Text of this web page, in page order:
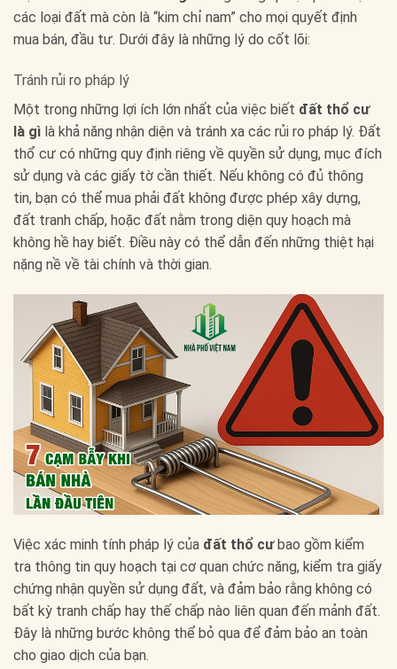
các loại đất mà còn là “kim chỉ nam” cho mọi quyết định
mua bán, đầu tư. Dưới đây là những lý do cốt lõi:
Tránh rủi ro pháp lý
Một trong những lợi ích lớn nhất của việc biết đất thổ cư
là gì là khả năng nhận diện và tránh xa các rủi ro pháp lý. Đất
thổ cư có những quy định riêng về quyền sử dụng, mục đích
sử dụng và các giấy tờ cần thiết. Nếu không có đủ thông
tin, bạn có thể mua phải đất không được phép xây dựng,
đất tranh chấp, hoặc đất nằm trong diện quy hoạch mà
không hề hay biết. Điều này có thể dẫn đến những thiệt hại
nặng nề về tài chính và thời gian.
Việc xác minh tính pháp lý của đất thổ cưbao gồm kiểm
tra thông tin quy hoạch tại cơ quan chức năng, kiểm tra giấy
chứng nhận quyền sử dụng đất, và đảm bảo rằng không có
bất kỳ tranh chấp hay thế chấp nào liên quan đến mảnh đất.
Đây là những bước không thể bỏ qua để đảm bảo an toàn
cho giao dịch của bạn.